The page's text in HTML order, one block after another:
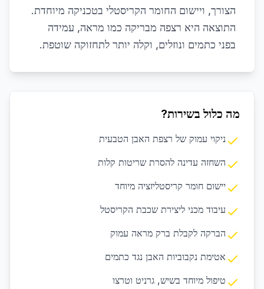
הצורך, ויישום החומר הקריסטלי בטכניקה מיוחדת.
התוצאה היא רצפה מבריקה כמו מראה, עמידה
בפני כתמים ונוזלים, וקלה יותר לתחזוקה שוטפת.
מה כלול בשירות?
ניקוי עמוק של רצפת האבן הטבעית
השחזה עדינה להסרת שריטות קלות
יישום חומר קריסטליזציה מיוחד
עיבוד מכני ליצירת שכבת הקריסטל
הברקה לקבלת ברק מראה עמוק
אטימת נקבוביות האבן נגד כתמים
טיפול מיוחד בשיש, גרניט וטרצו